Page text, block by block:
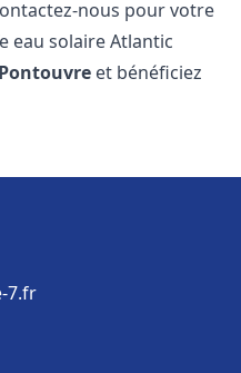
nous pour votre
eau solaire Atlantic
et bénéficiez
7.fr